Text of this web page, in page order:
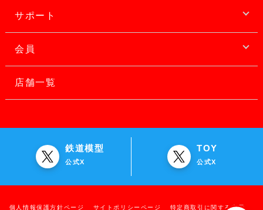
サポート
会員
店舗一覧
鉄道模型
公式X
TOY
公式X
個人情報保護方針ページ サイトポリシーページ 特定商取引に関する表示